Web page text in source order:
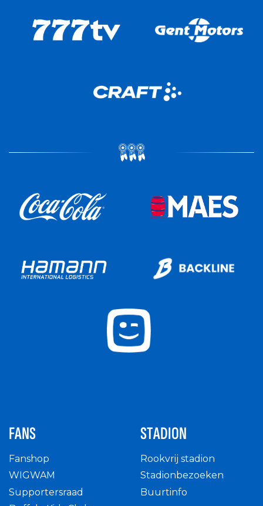
FANS
Fanshop
WIGWAM
Supportersraad
STADION
Rookvrij stadion
Stadionbezoeken
Buurtinfo